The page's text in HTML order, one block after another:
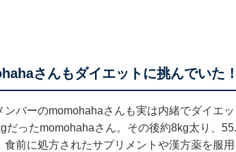
さんもダイエットに挑んでいた！
ンバーのmomohahaさんも実は内緒でダイエ
だったmomohahaさん。その後約8kg太り、
食前に処方されたサプリメントや漢方薬を服